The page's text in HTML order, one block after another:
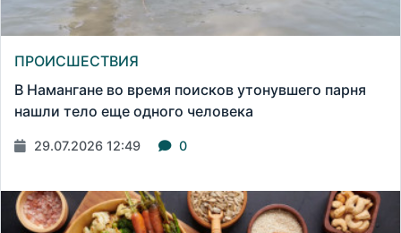
ПРОИСШЕСТВИЯ
В Намангане во время поисков утонувшего парня
нашли тело еще одного человека
29.07.2026 12:49 0